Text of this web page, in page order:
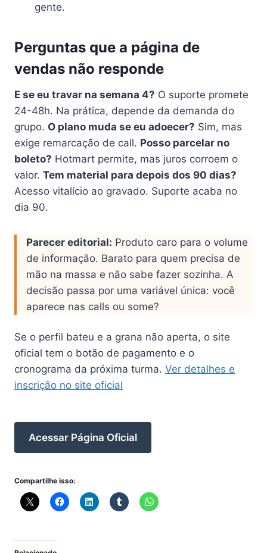
gente.
Perguntas que a página de
vendas não responde
E se eu travar na semana 4? O suporte promete
24-48h. Na prática, depende da demanda do
grupo. O plano muda se eu adoecer? Sim, mas
exige remarcação de call. Posso parcelar no
boleto? Hotmart permite, mas juros corroem o
valor. Tem material para depois dos 90 dias?
Acesso vitalício ao gravado. Suporte acaba no
dia 90.
Parecer editorial: Produto caro para o volume
de informação. Barato para quem precisa de
mão na massa e não sabe fazer sozinha. A
decisão passa por uma variável única: você
aparece nas calls ou some?
Se o perfil bateu e a grana não aperta, o site
oficial tem o botão de pagamento e o
cronograma da próxima turma. Ver detalhes e
inscrição no site oficial
Acessar Página Oficial
Compartilhe isso: